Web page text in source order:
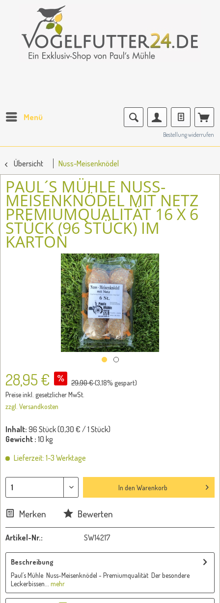
Menü
Bestellung widerrufen
Übersicht Nuss-Meisenknödel
PAUL´S MÜHLE NUSS-
MEISENKNÖDEL MIT NETZ
PREMIUMQUALITÄT 16 X 6
STÜCK (96 STÜCK) IM
KARTON
28,95 € 29,90 €(3,18% gespart)
Preise inkl. gesetzlicher MwSt.
zzgl. Versandkosten
Inhalt: 96 Stück (0,30 € / 1 Stück)
Gewicht : 10 kg
Lieferzeit: 1-3 Werktage
In den Warenkorb
Merken Bewerten
Artikel-Nr.: SW14217
Beschreibung
Paul´s Mühle Nuss-Meisenknödel - Premiumqualität Der besondere
Leckerbissen...
mehr